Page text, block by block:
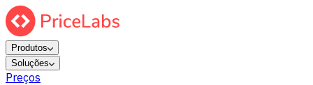
Produtos
Soluções
Preços